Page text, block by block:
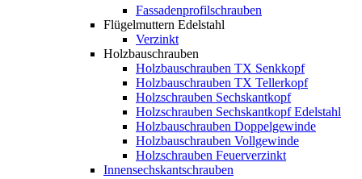
Fassadenprofilschrauben
Flügelmuttern Edelstahl
Verzinkt
Holzbauschrauben
Holzbauschrauben TX Senkkopf
Holzbauschrauben TX Tellerkopf
Holzschrauben Sechskantkopf
Holzschrauben Sechskantkopf Edelstahl
Holzbauschrauben Doppelgewinde
Holzbauschrauben Vollgewinde
Holzschrauben Feuerverzinkt
Innensechskantschrauben